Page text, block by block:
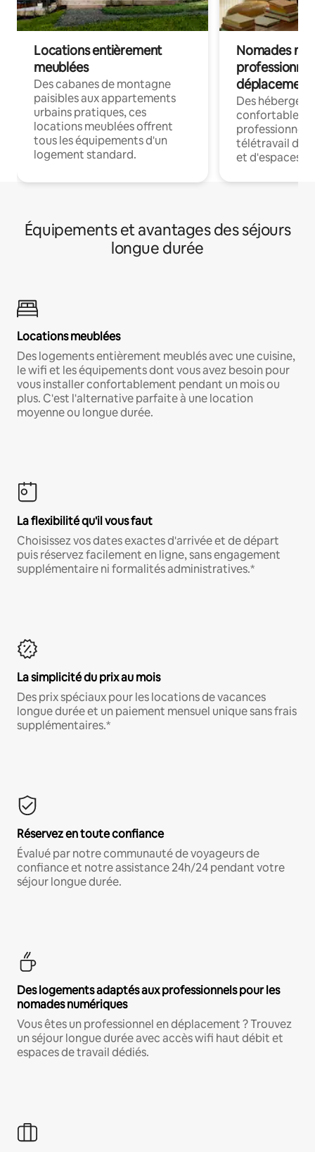
Locations entièrement
meublées
Des cabanes de montagne
paisibles aux appartements
urbains pratiques, ces
locations meublées offrent
tous les équipements d'un
logement standard.
Nomades
déplacement
Des
confortables
professionnels
télétravail
et d'espaces
Équipements et avantages des séjours
longue durée
Locations meublées
Des logements entièrement meublés avec une cuisine,
le wifi et les équipements dont vous avez besoin pour
vous installer confortablement pendant un mois ou
plus. C'est l'alternative parfaite à une location
moyenne ou longue durée.
La flexibilité qu'il vous faut
Choisissez vos dates exactes d'arrivée et de départ
puis réservez facilement en ligne, sans engagement
supplémentaire ni formalités administratives.*
La simplicité du prix au mois
Des prix spéciaux pour les locations de vacances
longue durée et un paiement mensuel unique sans frais
supplémentaires.*
Réservez en toute confiance
Évalué par notre communauté de voyageurs de
confiance et notre assistance 24h/24 pendant votre
séjour longue durée.
Des logements adaptés aux professionnels pour les
nomades numériques
Vous êtes un professionnel en déplacement ? Trouvez
un séjour longue durée avec accès wifi haut débit et
espaces de travail dédiés.